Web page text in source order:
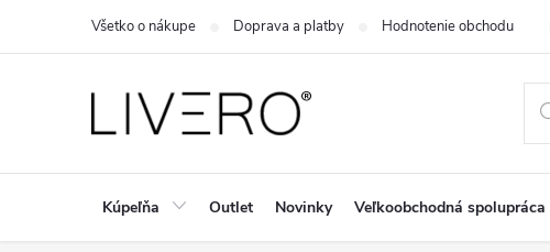
Všetko o nákupe Doprava a platby Hodnotenie obchodu
Kúpeľňa Outlet Novinky Veľkoobchodná spolupráca